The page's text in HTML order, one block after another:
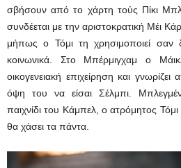
σβήσουν από το χάρτη τούς Πίκι
συνδέεται με την αριστοκρατική Μέι
μήπως ο Τόμι τη χρησιμοποιεί σαν
κοινωνικά. Στο Μπέρμιγχαμ ο
οικογενειακή επιχείρηση και
όψη του να είσαι Σέλμπι.
παιχνίδι του Κάμπελ, ο ατρόμητος
θα χάσει τα πάντα.